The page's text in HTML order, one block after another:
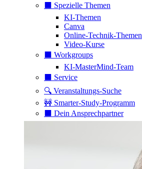
⬛️ Spezielle Themen
KI-Themen
Canva
Online-Technik-Themen
Video-Kurse
⬛️ Workgroups
KI-MasterMind-Team
⬛️ Service
🔍 Veranstaltungs-Suche
🚧 Smarter-Study-Programm
⬛️ Dein Ansprechpartner